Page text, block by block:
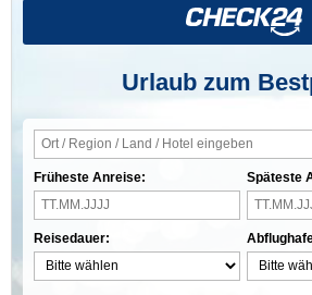
Urlaub zum
Früheste Anreise:
Reisedauer:
Späteste